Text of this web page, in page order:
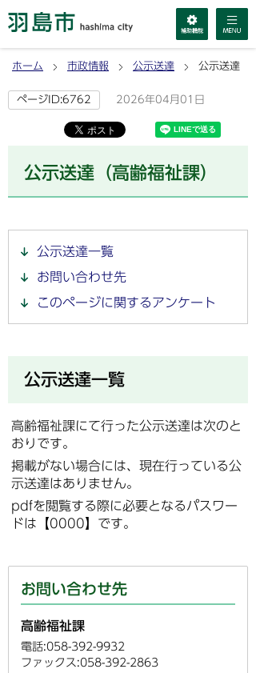
ホーム 市政情報 公示送達 公示送達（
ページID:6762 2026年04月01日
公示送達（高齢福祉課）
公示送達一覧
お問い合わせ先
このページに関するアンケート
公示送達一覧
高齢福祉課にて行った公示送達は次のと
おりです。
掲載がない場合には、現在行っている公
示送達はありません。
pdfを閲覧する際に必要となるパスワー
ドは【0000】です。
お問い合わせ先
高齢福祉課
電話:058-392-9932
ファックス:058-392-2863